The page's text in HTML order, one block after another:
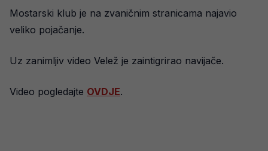
Mostarski klub je na zvaničnim stranicama najavio
veliko pojačanje.
Uz zanimljiv video Velež je zaintigrirao navijače.
Video pogledajte OVDJE.